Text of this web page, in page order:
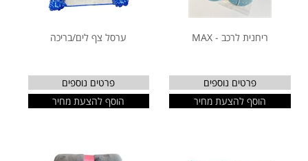
ריחנית לרכב - MAX
פרטים נוספים
הוסף להצעת מחיר
ערסל צף לים/בריכה
פרטים נוספים
הוסף להצעת מחיר